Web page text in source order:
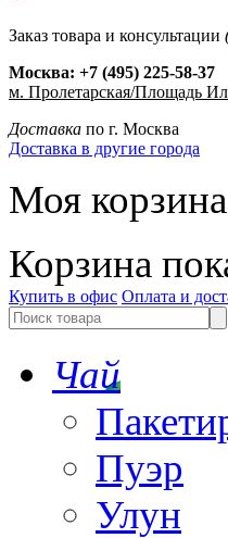
Заказ товара и консультации
Москва: +7 (495) 225-58-37
м. Пролетарская/Площадь
Доставка по г. Москва
Доставка в другие города
Моя корзина
Корзина
Купить в офис Оплата и
Чай
Пуэр
Улун